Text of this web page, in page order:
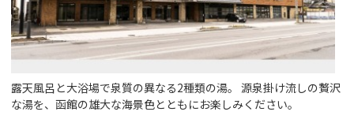
露天風呂と大浴場で泉質の異なる2種類の湯。 源泉掛け流しの贅沢
な湯を、函館の雄大な海景色とともにお楽しみください。